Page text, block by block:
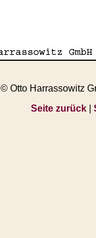
© Otto Harrassowitz
Seite zurück|